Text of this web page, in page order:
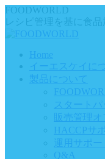
Skip
to
content
FOODWORLD
レシピ管理を基に食
Home
イーエスケイに
製品について
スタートパ
販売管理
HACCPサ
運用サポー
Q&A